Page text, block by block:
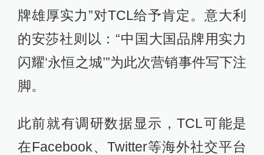
牌雄厚实力”对TCL给予肯定。意大利
的安莎社则以：“中国大国品牌用实力
闪耀‘永恒之城’”为此次营销事件写下注
脚。
此前就有调研数据显示，TCL可能是
在Facebook、Twitter等海外社交平台